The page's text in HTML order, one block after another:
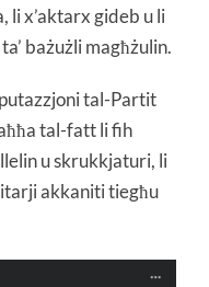
li x’aktarx gideb u li
bażużli magħżulin.
tal-Partit
tal-fatt li fih
u skrukkjaturi, li
akkaniti tiegħu